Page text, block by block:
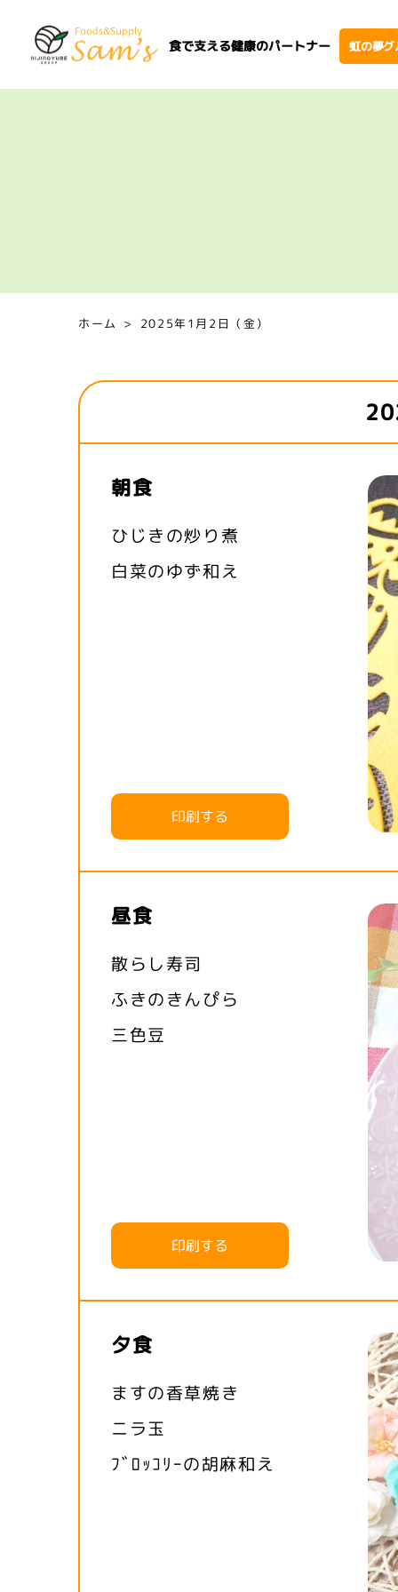
食で支える健康のパートナー 虹の夢グ
ホーム 2025年1月2日（金）
朝食
ひじきの炒り煮
白菜のゆず和え
印刷する
昼食
散らし寿司
ふきのきんぴら
三色豆
印刷する
夕食
ますの香草焼き
ニラ玉
ﾌﾞﾛｯｺﾘｰの胡麻和え